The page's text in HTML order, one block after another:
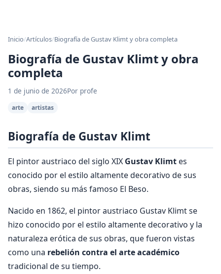
Inicio/Artículos/Biografía de Gustav Klimt y obra completa
Biografía de Gustav Klimt y obra
completa
1 de junio de 2026Por profe
arte artistas
Biografía de Gustav Klimt
El pintor austriaco del siglo XIX Gustav Klimt es
conocido por el estilo altamente decorativo de sus
obras, siendo su más famoso El Beso.
Nacido en 1862, el pintor austriaco Gustav Klimt se
hizo conocido por el estilo altamente decorativo y la
naturaleza erótica de sus obras, que fueron vistas
como una rebelión contra el arte académico
tradicional de su tiempo.